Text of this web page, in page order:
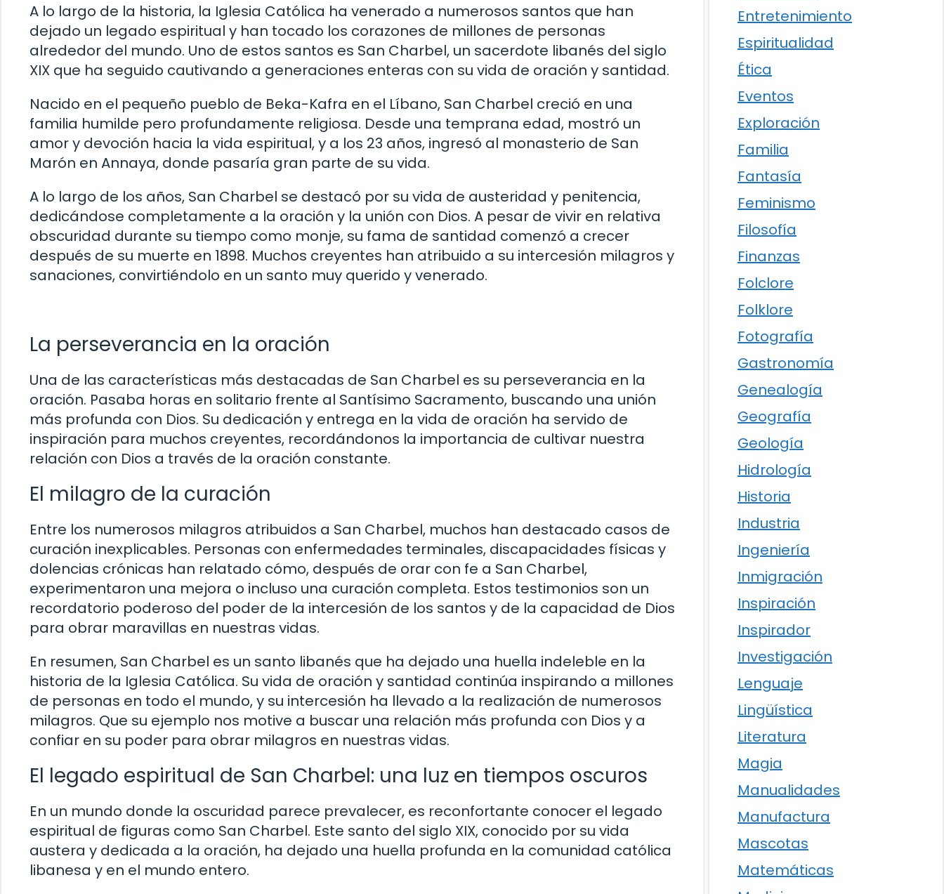
A lo largo de la historia, la Iglesia Católica ha venerado a numerosos santos que han
dejado un legado espiritual y han tocado los corazones de millones de personas
alrededor del mundo. Uno de estos santos es San Charbel, un sacerdote libanés del siglo
XIX que ha seguido cautivando a generaciones enteras con su vida de oración y santidad.
Nacido en el pequeño pueblo de Beka-Kafra en el Líbano, San Charbel creció en una
familia humilde pero profundamente religiosa. Desde una temprana edad, mostró un
amor y devoción hacia la vida espiritual, y a los 23 años, ingresó al monasterio de San
Marón en Annaya, donde pasaría gran parte de su vida.
A lo largo de los años, San Charbel se destacó por su vida de austeridad y penitencia,
dedicándose completamente a la oración y la unión con Dios. A pesar de vivir en relativa
obscuridad durante su tiempo como monje, su fama de santidad comenzó a crecer
después de su muerte en 1898. Muchos creyentes han atribuido a su intercesión milagros y
sanaciones, convirtiéndolo en un santo muy querido y venerado.
La perseverancia en la oración
Una de las características más destacadas de San Charbel es su perseverancia en la
oración. Pasaba horas en solitario frente al Santísimo Sacramento, buscando una unión
más profunda con Dios. Su dedicación y entrega en la vida de oración ha servido de
inspiración para muchos creyentes, recordándonos la importancia de cultivar nuestra
relación con Dios a través de la oración constante.
El milagro de la curación
Entre los numerosos milagros atribuidos a San Charbel, muchos han destacado casos de
curación inexplicables. Personas con enfermedades terminales, discapacidades físicas y
dolencias crónicas han relatado cómo, después de orar con fe a San Charbel,
experimentaron una mejora o incluso una curación completa. Estos testimonios son un
recordatorio poderoso del poder de la intercesión de los santos y de la capacidad de Dios
para obrar maravillas en nuestras vidas.
En resumen, San Charbel es un santo libanés que ha dejado una huella indeleble en la
historia de la Iglesia Católica. Su vida de oración y santidad continúa inspirando a millones
de personas en todo el mundo, y su intercesión ha llevado a la realización de numerosos
milagros. Que su ejemplo nos motive a buscar una relación más profunda con Dios y a
confiar en su poder para obrar milagros en nuestras vidas.
El legado espiritual de San Charbel: una luz en tiempos oscuros
En un mundo donde la oscuridad parece prevalecer, es reconfortante conocer el legado
espiritual de figuras como San Charbel. Este santo del siglo XIX, conocido por su vida
austera y dedicada a la oración, ha dejado una huella profunda en la comunidad católica
libanesa y en el mundo entero.
Entretenimiento
Espiritualidad
Ética
Eventos
Exploración
Familia
Fantasía
Feminismo
Filosofía
Finanzas
Folclore
Folklore
Fotografía
Gastronomía
Genealogía
Geografía
Geología
Hidrología
Historia
Industria
Ingeniería
Inmigración
Inspiración
Inspirador
Investigación
Lenguaje
Lingüística
Literatura
Magia
Manualidades
Manufactura
Mascotas
Matemáticas